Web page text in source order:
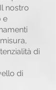
nostro
e
di
di